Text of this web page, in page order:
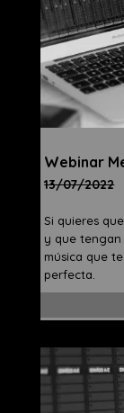
Webinar
13/07/2022
Si quieres
y que tengan
música que
perfecta.